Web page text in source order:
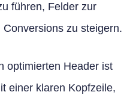
führen, Felder zur
zu steigern.
optimierten Header ist
einer klaren Kopfzeile,